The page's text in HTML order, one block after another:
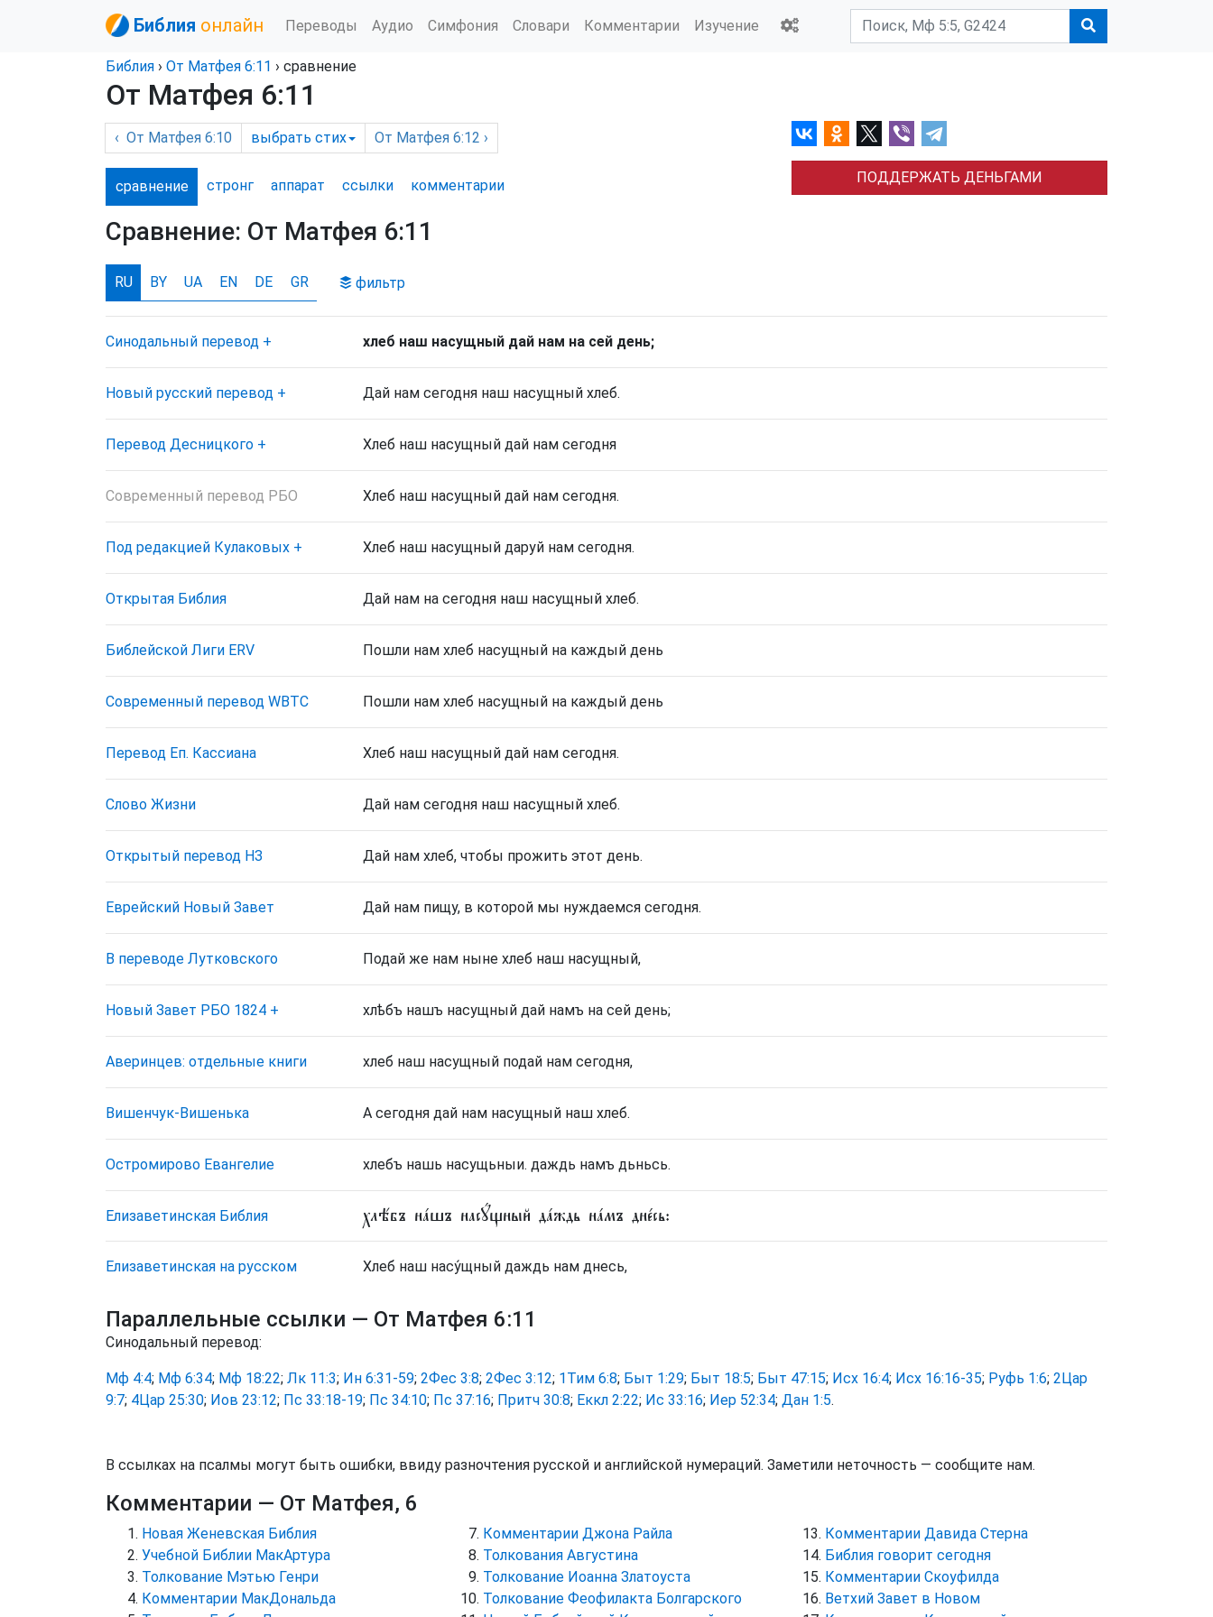
Библия онлайн Переводы Аудио Симфония Словари Комментарии Изучение
Библия › От Матфея 6:11 › сравнение
От Матфея 6:11
‹ От Матфея 6:10 выбрать стих От Матфея 6:12 ›
сравнение стронг аппарат ссылки комментарии ПОДДЕРЖАТЬ ДЕНЬГАМИ
Сравнение: От Матфея 6:11
RU BY UA EN DE GR фильтр
Синодальный перевод + хлеб наш насущный дай нам на сей день;
Новый русский перевод + Дай нам сегодня наш насущный хлеб.
Перевод Десницкого + Хлеб наш насущный дай нам сегодня
Современный перевод РБО Хлеб наш насущный дай нам сегодня.
Под редакцией Кулаковых + Хлеб наш насущный даруй нам сегодня.
Открытая Библия Дай нам на сегодня наш насущный хлеб.
Библейской Лиги ERV Пошли нам хлеб насущный на каждый день
Cовременный перевод WBTC Пошли нам хлеб насущный на каждый день
Перевод Еп. Кассиана Хлеб наш насущный дай нам сегодня.
Слово Жизни Дай нам сегодня наш насущный хлеб.
Открытый перевод НЗ Дай нам хлеб, чтобы прожить этот день.
Еврейский Новый Завет Дай нам пищу, в которой мы нуждаемся сегодня.
В переводе Лутковского Подай же нам ныне хлеб наш насущный,
Новый Завет РБО 1824 + хлѣбъ нашъ насущный дай намъ на сей день;
Аверинцев: отдельные книги хлеб наш насущный подай нам сегодня,
Вишенчук-Вишенька А сегодня дай нам насущный наш хлеб.
Остромирово Евангелие хлебъ нашь насущьныи. даждь намъ дьньсь.
Елизаветинская Библия хлѣ́бъ на́шъ насꙋ́щный да́ждь на́мъ дне́сь:
Елизаветинская на русском Хлеб наш насу́щный даждь нам днесь,
Параллельные ссылки — От Матфея 6:11
Синодальный перевод:
Мф 4:4; Мф 6:34; Мф 18:22; Лк 11:3; Ин 6:31-59; 2Фес 3:8; 2Фес 3:12; 1Тим 6:8; Быт 1:29; Быт 18:5; Быт 47:15; Исх 16:4; Исх 16:16-35; Руфь 1:6; 2Цар
9:7; 4Цар 25:30; Иов 23:12; Пс 33:18-19; Пс 34:10; Пс 37:16; Притч 30:8; Еккл 2:22; Ис 33:16; Иер 52:34; Дан 1:5.
В ссылках на псалмы могут быть ошибки, ввиду разночтения русской и английской нумераций. Заметили неточность — сообщите нам.
Комментарии — От Матфея, 6
Новая Женевская Библия
Учебной Библии МакАртура
Толкование Мэтью Генри
Комментарии МакДональда
Комментарии Джона Райла
Толкования Августина
Толкование Иоанна Златоуста
Толкование Феофилакта Болгарского
Комментарии Давида Стерна
Библия говорит сегодня
Комментарии Скоуфилда
Ветхий Завет в Новом